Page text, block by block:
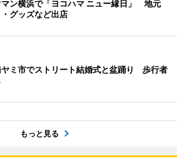
マン横浜で「ヨコハマ ニュー縁日」 地元
グッズなど出店
ミ市でストリート結婚式と盆踊り 歩行者
もっと見る